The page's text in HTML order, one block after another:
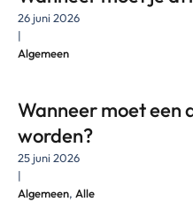
26 juni 2026
|
Algemeen
Wanneer moet een
worden?
25 juni 2026
|
Algemeen, Alle